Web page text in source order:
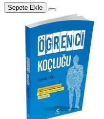
Sepete Ekle